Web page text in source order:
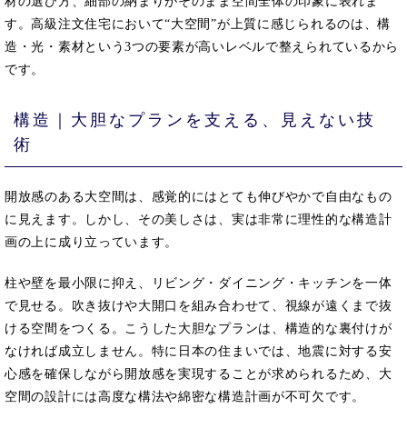
す。高級注文住宅において“大空間”が上質に感じられるのは、構
造・光・素材という3つの要素が高いレベルで整えられているから
です。
構造｜大胆なプランを支える、見えない技
術
開放感のある大空間は、感覚的にはとても伸びやかで自由なもの
に見えます。しかし、その美しさは、実は非常に理性的な構造計
画の上に成り立っています。
柱や壁を最小限に抑え、リビング・ダイニング・キッチンを一体
で見せる。吹き抜けや大開口を組み合わせて、視線が遠くまで抜
ける空間をつくる。こうした大胆なプランは、構造的な裏付けが
なければ成立しません。特に日本の住まいでは、地震に対する安
心感を確保しながら開放感を実現することが求められるため、大
空間の設計には高度な構法や綿密な構造計画が不可欠です。